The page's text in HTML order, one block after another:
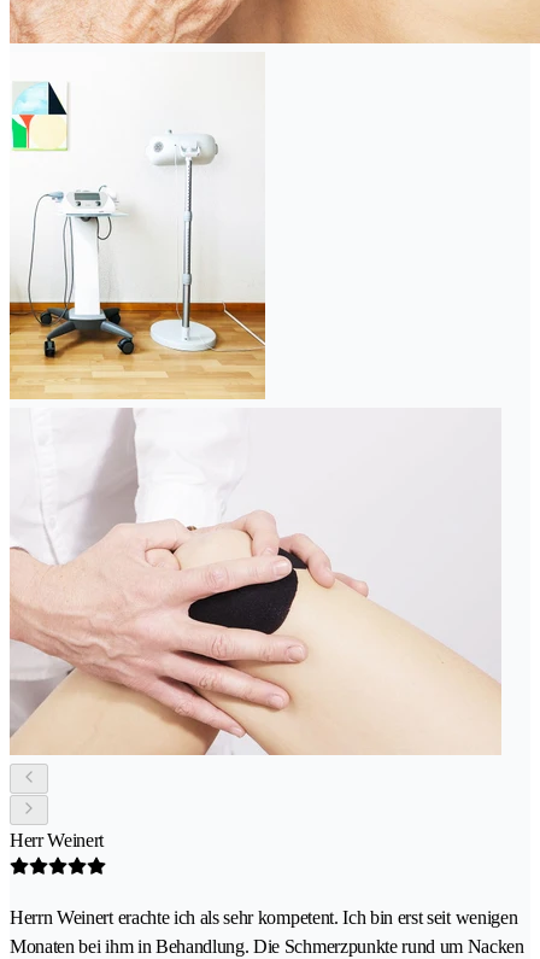
Herr Weinert
Herrn Weinert erachte ich als sehr kompetent. Ich bin erst seit wenigen
Monaten bei ihm in Behandlung. Die Schmerzpunkte rund um Nacken